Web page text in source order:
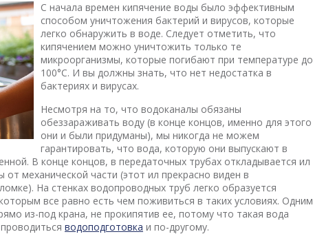
С начала времен кипячение воды было эффективным
способом уничтожения бактерий и вирусов, которые
легко обнаружить в воде. Следует отметить, что
кипячением можно уничтожить только те
микроорганизмы, которые погибают при температуре до
100°C. И вы должны знать, что нет недостатка в
бактериях и вирусах.
Несмотря на то, что водоканалы обязаны
обеззараживать воду (в конце концов, именно для этого
они и были придуманы), мы никогда не можем
гарантировать, что вода, которую они выпускают в
В конце концов, в передаточных трубах откладывается ил
механической части (этот ил прекрасно виден в
На стенках водопроводных труб легко образуется
все равно есть чем поживиться в таких условиях. Одним
из-под крана, не прокипятив ее, потому что такая вода
водоподготовка и по-другому.